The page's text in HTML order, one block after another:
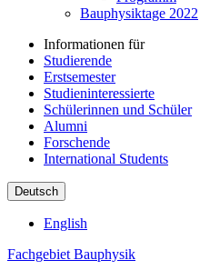
Bauphysiktage 2022
Informationen für
Studierende
Erstsemester
Studieninteressierte
Schülerinnen und Schüler
Alumni
Forschende
International Students
Deutsch
English
Fachgebiet Bauphysik